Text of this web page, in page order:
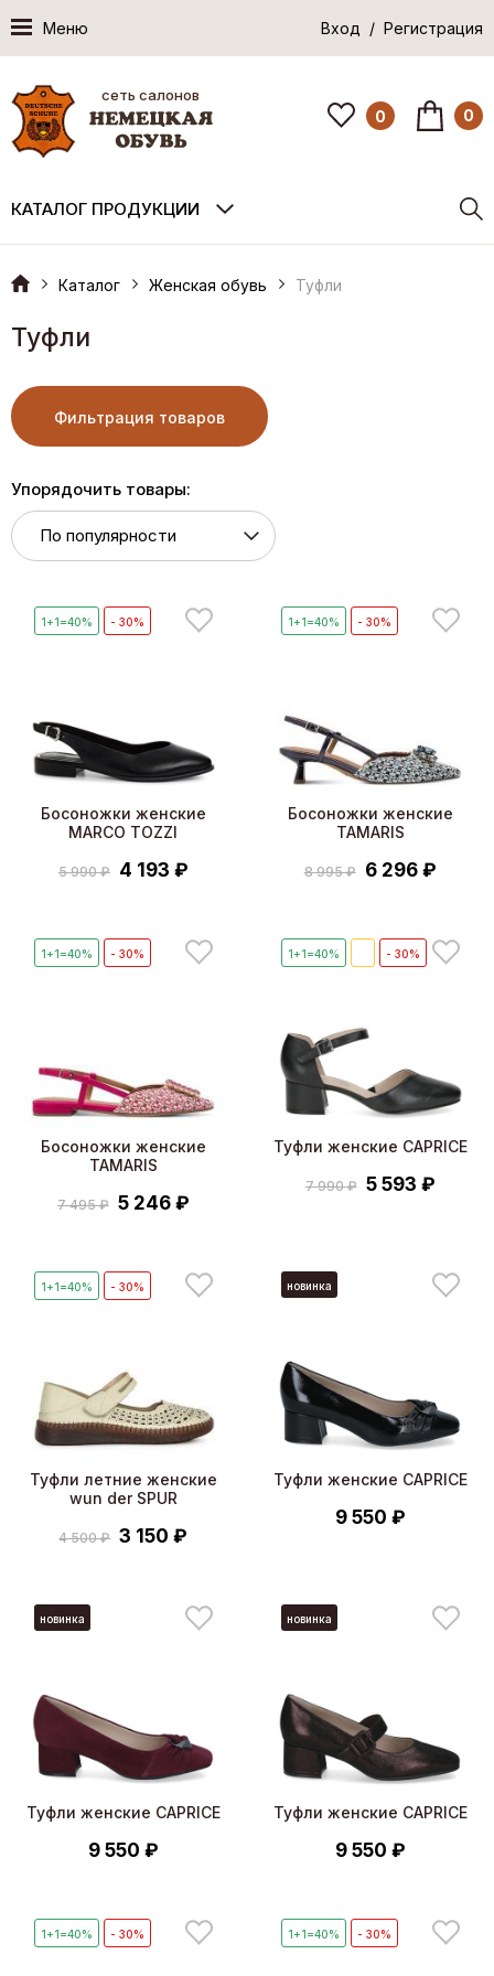
Меню Вход / Регистрация
сеть салонов
0 0
КАТАЛОГ ПРОДУКЦИИ
Каталог Женская обувь Туфли
Туфли
Фильтрация товаров
Упорядочить товары:
1+1=40% - 30%
Босоножки женские
MARCO TOZZI
5 990 ₽ 4 193 ₽
1+1=40% - 30%
Босоножки женские
TAMARIS
8 995 ₽ 6 296 ₽
1+1=40% - 30%
Босоножки женские
TAMARIS
7 495 ₽ 5 246 ₽
1+1=40% - 30%
Туфли женские CAPRICE
7 990 ₽ 5 593 ₽
1+1=40% - 30%
Туфли летние женские
wun der SPUR
4 500 ₽ 3 150 ₽
новинка
Туфли женские CAPRICE
9 550 ₽
новинка
Туфли женские CAPRICE
9 550 ₽
новинка
Туфли женские CAPRICE
9 550 ₽
1+1=40% - 30% 1+1=40% - 30%